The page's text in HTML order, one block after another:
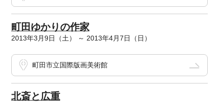
町田ゆかりの作家
2013年3月9日（土） ～ 2013年4月7日（日）
町田市立国際版画美術館
北斎と広重